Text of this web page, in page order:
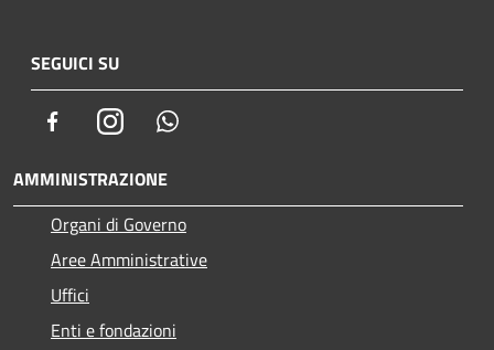
SEGUICI SU
FacebookInstagram
AMMINISTRAZIONE
Organi di Governo
Aree Amministrative
Uffici
Enti e fondazioni